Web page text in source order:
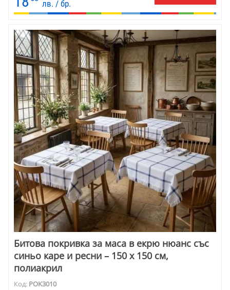
лв. / бр.
Битова покривка за маса в екрю нюанс със
синьо каре и ресни – 150 x 150 см,
полиакрил
Код: POK3010